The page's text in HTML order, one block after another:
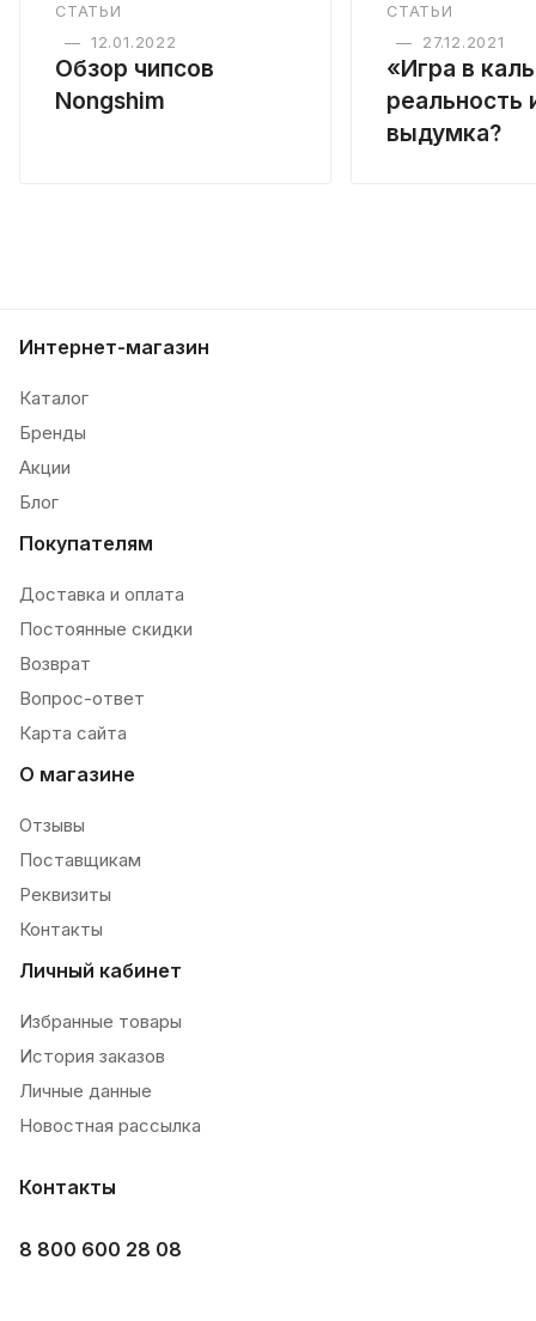
СТАТЬИ
— 12.01.2022
Обзор чипсов
Nongshim
СТАТЬИ
—
27.12.2021
«Игра в
реальность
выдумка?
Интернет-магазин
Каталог
Бренды
Акции
Блог
Покупателям
Доставка и оплата
Постоянные скидки
Возврат
Вопрос-ответ
Карта сайта
О магазине
Отзывы
Поставщикам
Реквизиты
Контакты
Личный кабинет
Избранные товары
История заказов
Личные данные
Новостная рассылка
Контакты
8 800 600 28 08